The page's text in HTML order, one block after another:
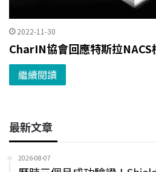
2022-11-30
CharIN協會回應特斯拉NACS
繼續閱讀
最新文章
2026-08-07